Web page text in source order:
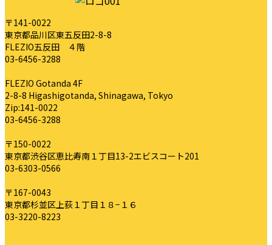
〒141-0022
東京都品川区東五反田2-8-8
FLEZIO五反田 ４階
03-6456-3288
FLEZIO Gotanda 4F
2-8-8 Higashigotanda, Shinagawa, Tokyo
Zip:141-0022
03-6456-3288
〒150-0022
東京都渋谷区恵比寿南１丁目13-2エビスコート201
03-6303-0566
〒167-0043
東京都杉並区上荻１丁目１８−１６
03-3220-8223